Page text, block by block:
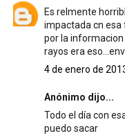
Es relmente
impactada cn
por la
rayos era
4 de enero de
Anónimo dijo...
Todo el día con
puedo sacar